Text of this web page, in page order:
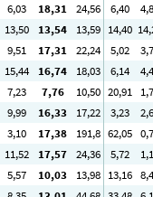
6,03 18,31 24,56 6,40 4
13,50 13,54 13,59 14,40 14
9,51 17,31 22,24 5,02 3
15,44 16,74 18,03 6,14 4
7,23 7,76 10,50 20,91 1
9,99 16,33 17,22 3,23 2
3,10 17,38 191,8 62,05 0
11,52 17,57 24,36 5,72 1
5,57 10,03 13,98 13,16 8